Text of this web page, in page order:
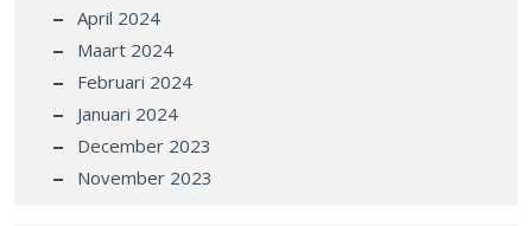
April 2024
Maart 2024
Februari 2024
Januari 2024
December 2023
November 2023